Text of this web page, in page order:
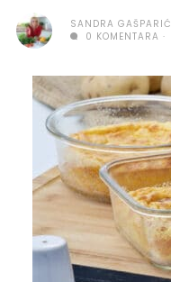
SANDRA GAŠPARIĆ
0 KOMENTARA